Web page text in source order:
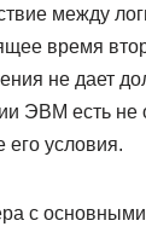
между
время
не дает
ЭВМ есть
его условия.
с